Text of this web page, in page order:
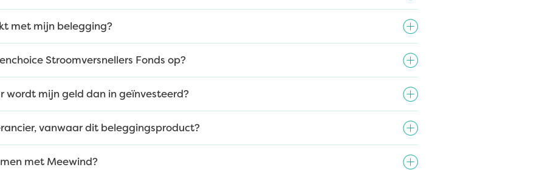
met mijn belegging?
Stroomversnellers Fonds op?
wordt mijn geld dan in geïnvesteerd?
vanwaar dit beleggingsproduct?
met Meewind?